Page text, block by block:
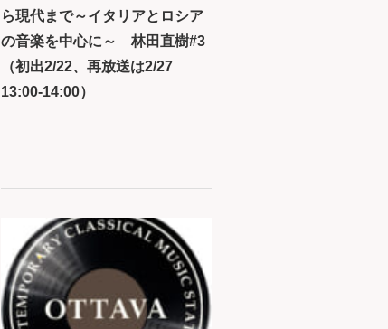
ら現代まで～イタリアとロシア
の音楽を中心に～ 林田直樹#3
（初出2/22、再放送は2/27
13:00-14:00）